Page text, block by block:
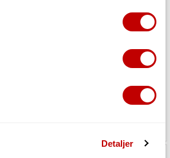
din ved å aktivt skanne den
du lese om hvordan dine personlige
tiden endre eller trekke tilbake ditt
om informasjonskapsler.
preg, for å levere sosialeDetaljer
4x10" 700W Classic Black 8 ohms